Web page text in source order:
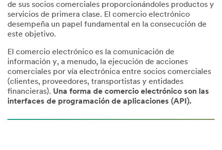
de sus socios comerciales proporcionándoles productos y
servicios de primera clase. El comercio electrónico
desempeña un papel fundamental en la consecución de
este objetivo.
El comercio electrónico es la comunicación de
información y, a menudo, la ejecución de acciones
comerciales por vía electrónica entre socios comerciales
(clientes, proveedores, transportistas y entidades
financieras). Una forma de comercio electrónico son las
interfaces de programación de aplicaciones (API).